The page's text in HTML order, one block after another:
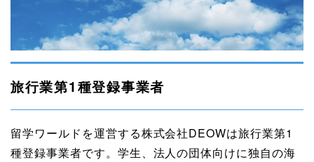
旅行業第1種登録事業者
留学ワールドを運営する株式会社DEOWは旅行業第1
種登録事業者です。学生、法人の団体向けに独自の海